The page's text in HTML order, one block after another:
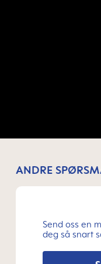
ANDRE
Send oss en
deg så snart